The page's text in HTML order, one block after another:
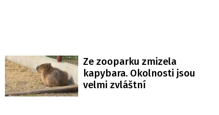
Ze zooparku zmizela
kapybara. Okolnosti jsou
velmi zvláštní